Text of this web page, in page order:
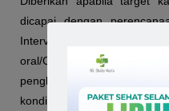
dicapai dengan
Intervensi farmakologis
oral/OHO (insulin
penghambat alfa
kondisi berikut: